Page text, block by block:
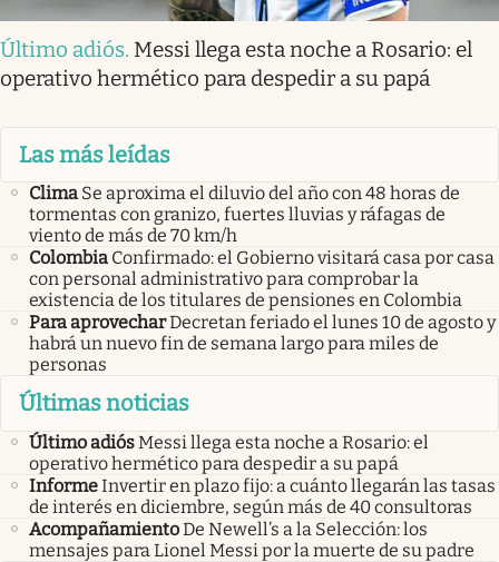
Último adiós. Messi llega esta noche a Rosario: el
operativo hermético para despedir a su papá
Las más leídas
Clima Se aproxima el diluvio del año con 48 horas de
tormentas con granizo, fuertes lluvias y ráfagas de
viento de más de 70 km/h
Colombia Confirmado: el Gobierno visitará casa por casa
con personal administrativo para comprobar la
existencia de los titulares de pensiones en Colombia
Para aprovecharDecretan feriado el lunes 10 de agosto y
habrá un nuevo fin de semana largo para miles de
personas
Últimas noticias
Último adiósMessi llega esta noche a Rosario: el
operativo hermético para despedir a su papá
InformeInvertir en plazo fijo: a cuánto llegarán las tasas
de interés en diciembre, según más de 40 consultoras
AcompañamientoDe Newell’s a la Selección: los
mensajes para Lionel Messi por la muerte de su padre